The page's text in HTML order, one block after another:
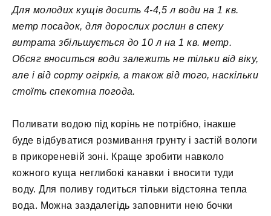
Для молодих кущів досить 4-4,5 л води на 1 кв.
метр посадок, для дорослих рослин в спеку
витрата збільшується до 10 л на 1 кв. метр.
Обсяг вноситься води залежить не тільки від віку,
але і від сорту огірків, а також від того, наскільки
стоїть спекотна погода.
Поливати водою під корінь не потрібно, інакше
буде відбуватися розмивання грунту і застій вологи
в прикореневій зоні. Краще зробити навколо
кожного куща неглибокі канавки і вносити туди
воду. Для поливу годиться тільки відстояна тепла
вода. Можна заздалегідь заповнити нею бочки